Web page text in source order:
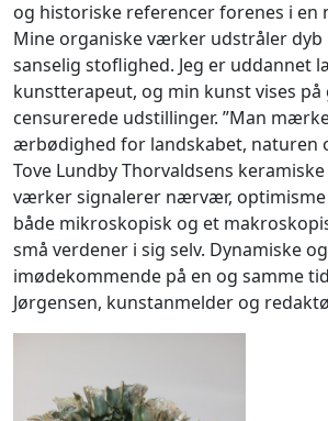
og historiske referencer forenes i en
Mine organiske værker udstråler dyb
sanselig stoflighed. Jeg er uddannet
kunstterapeut, og min kunst vises på
censurerede udstillinger. ”Man
ærbødighed for landskabet, naturen
Tove Lundby Thorvaldsens
værker signalerer nærvær, optimisme
både mikroskopisk og et
små verdener i sig selv. Dynamiske og
imødekommende på en og samme
Jørgensen, kunstanmelder og